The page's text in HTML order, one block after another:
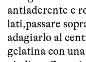
antiaderente e
lati,passare
adagiarlo al
gelatina con